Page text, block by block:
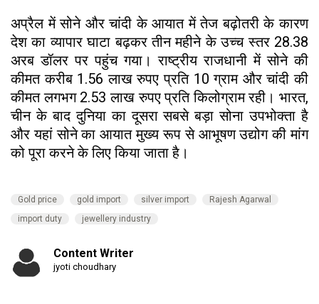
अप्रैल में सोने और चांदी के आयात में तेज बढ़ोतरी के कारण
देश का व्यापार घाटा बढ़कर तीन महीने के उच्च स्तर 28.38
अरब डॉलर पर पहुंच गया। राष्ट्रीय राजधानी में सोने की
कीमत करीब 1.56 लाख रुपए प्रति 10 ग्राम और चांदी की
कीमत लगभग 2.53 लाख रुपए प्रति किलोग्राम रही। भारत,
चीन के बाद दुनिया का दूसरा सबसे बड़ा सोना उपभोक्ता है
और यहां सोने का आयात मुख्य रूप से आभूषण उद्योग की मांग
को पूरा करने के लिए किया जाता है।
Gold price gold import silver import
Rajesh Agarwal
import duty
jewellery industry
Content Writer
jyoti choudhary